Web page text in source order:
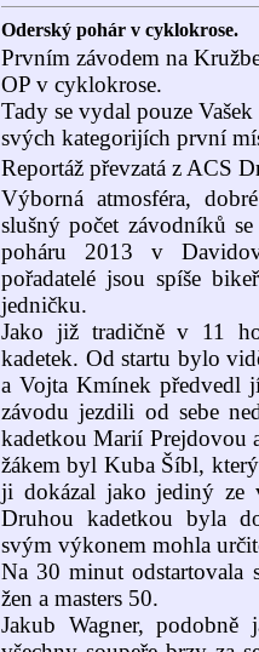
Oderský pohár v cyklokrose.
Prvním závodem na
OP v cyklokrose.
Tady se vydal pouze
svých kategorijích první
Reportáž převzatá z ACS
Výborná atmosféra,
slušný počet závodníků
poháru 2013 v
pořadatelé jsou spíše
jedničku.
Jako již tradičně v 11
kadetek. Od startu bylo
a Vojta Kmínek předvedl
závodu jezdili od sebe
kadetkou Marií Prejdovou
žákem byl Kuba Šíbl,
ji dokázal jako jediný ze
Druhou kadetkou byla
svým výkonem mohla
Na 30 minut odstartovala
žen a masters 50.
Jakub Wagner, podobně